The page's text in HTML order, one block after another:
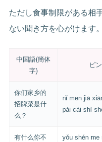
ただし食事制限がある相
ない聞き方を心がけます。
中国語(簡体
字)
ピ
你们家乡的
招牌菜是什
么？
nǐ men jiā
pái cài shì
有什么你不
yǒu shén me